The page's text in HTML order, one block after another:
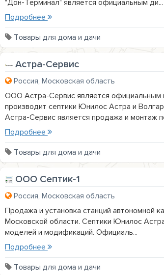
"Дон-Терминал" является официальным ди...
Подробнее
Товары для дома и дачи
Астра-Сервис
Россия, Московская область
ООО Астра-Сервис является официальным
производит септики Юнилос Астра и
Астра-Сервис является продажа и монтаж
Подробнее
Товары для дома и дачи
ООО Септик-1
Россия, Московская область
Продажа и установка станций автономной
Московской области. Септики Юнилос
моделей и модификаций. Официаль...
Подробнее
Товары для дома и дачи